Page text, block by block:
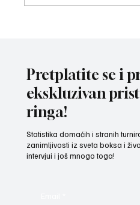
Pretplatite se i
ekskluzivan
ringa!
Statistika domaćih i stranih
zanimljivosti iz sveta boksa i
intervjui i još mnogo toga!